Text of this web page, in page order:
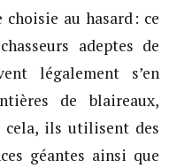
choisie au hasard : ce
adeptes de
légalement s’en
de blaireaux,
cela, ils utilisent des
géantes ainsi que